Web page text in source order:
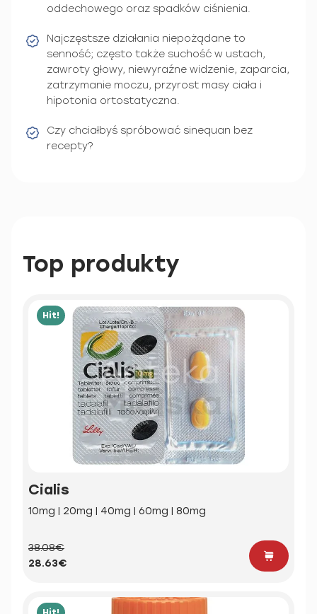
oddechowego oraz spadków ciśnienia.
Najczęstsze działania niepożądane to
senność; często także suchość w ustach,
zawroty głowy, niewyraźne widzenie, zaparcia,
zatrzymanie moczu, przyrost masy ciała i
hipotonia ortostatyczna.
Czy chciałbyś spróbować sinequan bez
recepty?
Top produkty
Hit!
Cialis
10mg | 20mg | 40mg | 60mg | 80mg
38.08€
28.63€